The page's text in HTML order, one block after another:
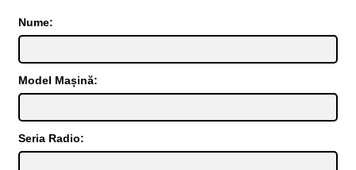
Nume:
Model Mașină:
Seria Radio: